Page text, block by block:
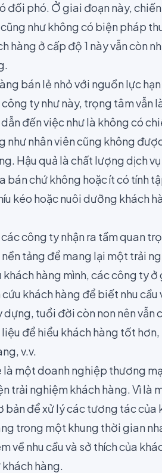
đối phó. Ở giai đoạn này,
như không có biện pháp
hàng ở cấp độ 1 này vẫn còn
bán lẻ nhỏ với nguồn lực
ty như này, trọng tâm vẫn
đến việc như là không có
như nhân viên cũng không
Hậu quả là chất lượng dịch
bán chứ không hoặc ít có tính
kéo hoặc nuôi dưỡng khách
công ty nhận ra tầm quan
tảng để mang lại một trải
khách hàng mình, các công ty
khách hàng để biết nhu
tuổi đời còn non nên vẫn
để hiểu khách hàng tốt
v.v.
là một doanh nghiệp thương
trải nghiệm khách hàng. Vì
bản để xử lý các tương tác
trong một khung thời gian
về nhu cầu và sở thích của
hàng.